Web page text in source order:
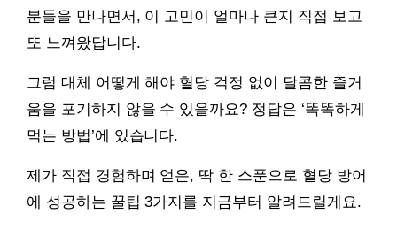
분들을 만나면서, 이 고민이 얼마나 큰지 직접 보고
또 느껴왔답니다.
그럼 대체 어떻게 해야 혈당 걱정 없이 달콤한 즐거
움을 포기하지 않을 수 있을까요? 정답은 ‘똑똑하게
먹는 방법’에 있습니다.
제가 직접 경험하며 얻은, 딱 한 스푼으로 혈당 방어
에 성공하는 꿀팁 3가지를 지금부터 알려드릴게요.